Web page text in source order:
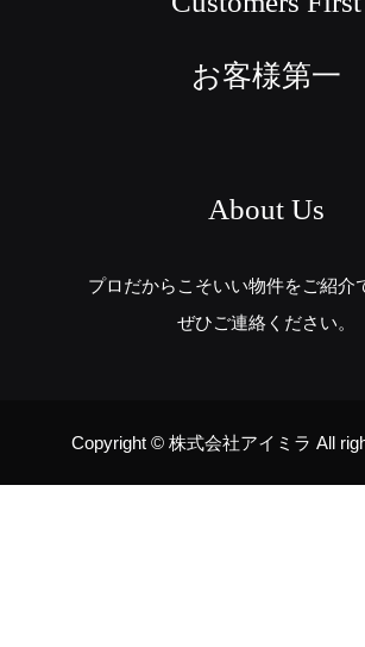
お客様第一
About Us
プロだからこそいい物件をご紹介
ぜひご連絡ください。
Copyright © 株式会社アイミラ All